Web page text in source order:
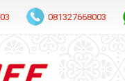
081327668003